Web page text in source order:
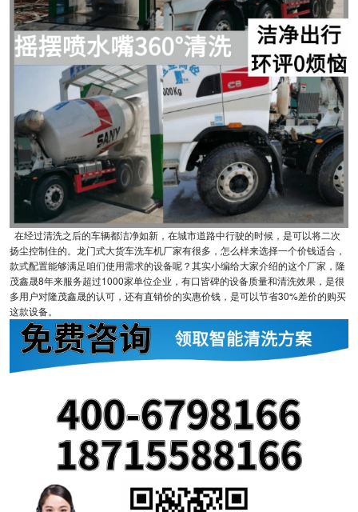
在经过清洗之后的车辆都洁净如新，在城市道路中行驶的时候，是可以将二次
扬尘控制住的。龙门式大货车洗车机厂家有很多，怎么样来选择一个价钱适合，
款式配置能够满足咱们使用需求的设备呢？其实小编给大家介绍的这个厂家，隆
茂鑫晟8年来服务超过1000家单位企业，有口皆碑的设备质量和清洗效果，是很
多用户对隆茂鑫晟的认可，还有直销价的实惠价钱，是可以节省30%差价的购买
这款设备。